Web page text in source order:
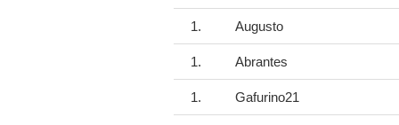
1. Augusto
1. Abrantes
1. Gafurino21